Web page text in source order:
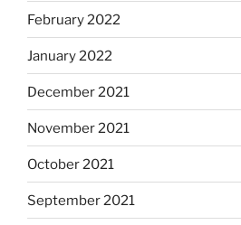
February 2022
January 2022
December 2021
November 2021
October 2021
September 2021